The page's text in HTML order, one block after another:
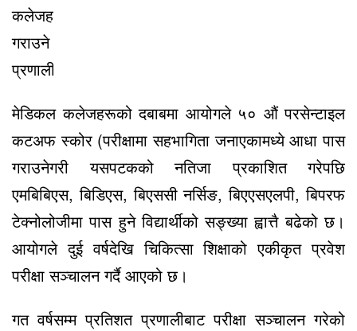
कलेजहरूको दबाबमा चिकित्सा शिक्षामा धेरै विद्यार्थी पास
गराउने उद्देश्यले प्रवेश परीक्षाको नतिजा परसेन्टाइल
प्रणालीमा प्रकाशित गरेको छ।
मेडिकल कलेजहरूको दबाबमा आयोगले ५० औं परसेन्टाइल
कटअफ स्कोर (परीक्षामा सहभागिता जनाएकामध्ये आधा पास
गराउनेगरी यसपटकको नतिजा प्रकाशित गरेपछि
एमबिबिएस, बिडिएस, बिएससी नर्सिङ, बिएएसएलपी, बिपरफ
टेक्नोलोजीमा पास हुने विद्यार्थीको सङ्ख्या ह्वात्तै बढेको छ।
आयोगले दुई वर्षदेखि चिकित्सा शिक्षाको एकीकृत प्रवेश
परीक्षा सञ्चालन गर्दै आएको छ।
गत वर्षसम्म प्रतिशत प्रणालीबाट परीक्षा सञ्चालन गरेको